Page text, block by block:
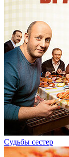
Судьбы сестер